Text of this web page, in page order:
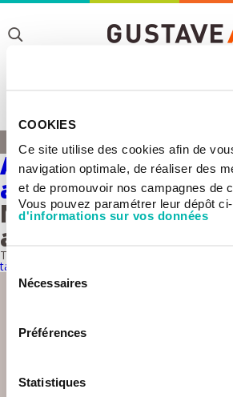
COOKIES
Ce site utilise des cookies afin de
navigation optimale, de réaliser des
et de promouvoir nos campagnes de
Vous pouvez paramétrer leur dépôt
d'informations sur vos données
Sélection
Nécessaires
Préférences
Statistiques
Toggle
Toggle
HOME
CAROLINE ROBERT
Adaptative
anticancer-
Non genomic
anticancer
This team belongs to the
targets in oncology